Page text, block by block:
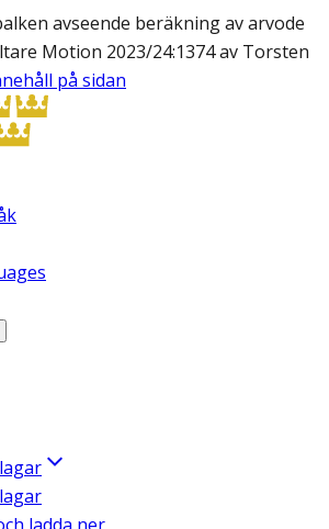
avseende beräkning av arvode
Motion 2023/24:1374 av Torsten
på sidan